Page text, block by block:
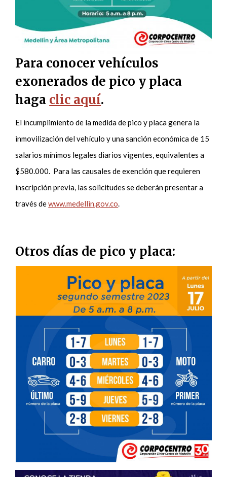
Para conocer vehículos
exonerados de pico y placa
haga clic aquí.
El incumplimiento de la medida de pico y placa genera la
inmovilización del vehículo y una sanción económica de 15
salarios mínimos legales diarios vigentes, equivalentes a
$580.000. Para las causales de exención que requieren
inscripción previa, las solicitudes se deberán presentar a
través dewww.medellin.gov.co.
Otros días de pico y placa: